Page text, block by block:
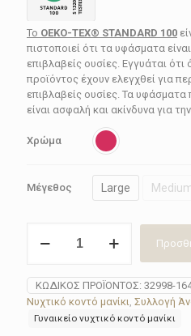
Το OEKO-TEX® STANDARD 100
πιστοποιεί ότι τα υφάσματα
επιβλαβείς ουσίες. Εγγυάται
προϊόντος έχουν ελεγχθεί για
επιβλαβείς ουσίες. Τα υφάσματα
είναι ασφαλή και ακίνδυνα για την
Χρώμα
Μέγεθος Large
γυναικείο
32998-
164
ποσότητα
ΚΩΔΙΚΌΣ ΠΡΟΪΌΝΤΟΣ: 32998-
Νυχτικό κοντό μανίκι Συλλογή
Γυναικείο νυχτικό κοντό μανίκι